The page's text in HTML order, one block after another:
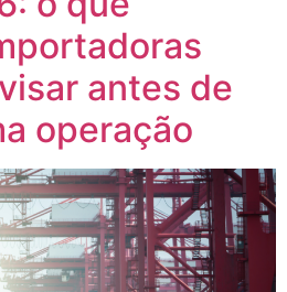
antes de
operação